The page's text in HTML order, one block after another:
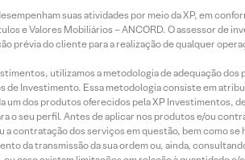
suas atividades por meio da XP, em
e Valores Mobiliários – ANCORD. O assessor de
do cliente para a realização de qualquer
utilizamos a metodologia de adequação dos
de Investimento. Essa metodologia consiste em
um dos produtos oferecidos pela XP Investimentos,
o seu perfil. Antes de aplicar nos produtos e/ou
contratação dos serviços em questão, bem como se
da transmissão da sua ordem ou, ainda,